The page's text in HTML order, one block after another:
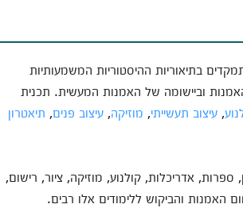
בתיאוריות ההיסטוריות המשמעותיות
וביישומה של האמנות המעשית. תכנית
, עיצוב תעשייתי, מוזיקה, עיצוב פנים, תיאטרון
ספרות, אדריכלות, קולנוע, מוזיקה, ציור, רישום,
האמנות והביקוש ללימודים אלו רבים.